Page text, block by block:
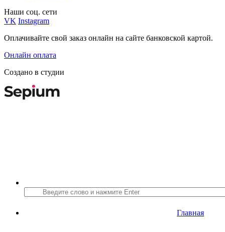
Наши соц. сети
VK Instagram
Оплачивайте свой заказ онлайн на сайте банковской картой.
Онлайн оплата
Создано в студии
Главная